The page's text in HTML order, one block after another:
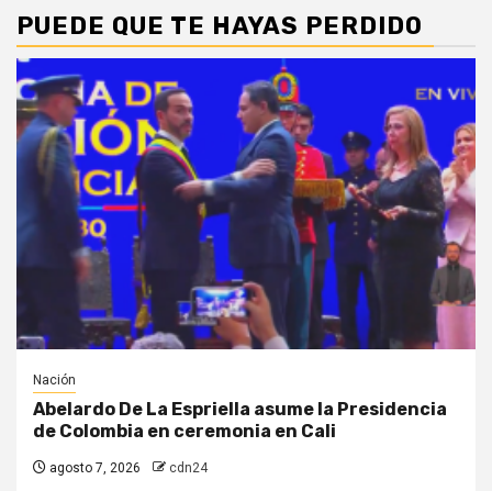
PUEDE QUE TE HAYAS PERDIDO
Nación
Abelardo De La Espriella asume la Presidencia
de Colombia en ceremonia en Cali
agosto 7, 2026 cdn24